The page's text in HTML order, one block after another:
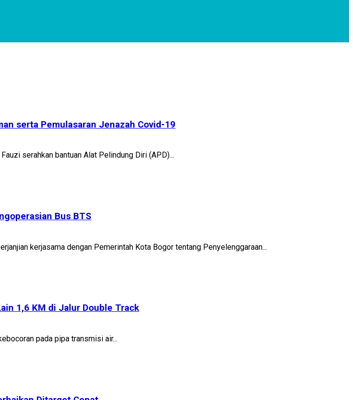
serta Pemulasaran Jenazah Covid-19
serahkan bantuan Alat Pelindung Diri (APD)...
Bus BTS
kerjasama dengan Pemerintah Kota Bogor tentang Penyelenggaraan...
1,6 KM di Jalur Double Track
pada pipa transmisi air...